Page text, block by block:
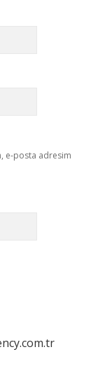
e-posta adresim